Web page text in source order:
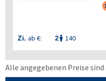
Zi. ab €: 2 140
Alle angegebenen Preise